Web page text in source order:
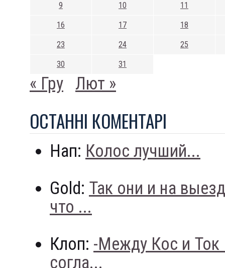
9 10 11
16 17 18
23 24 25
30 31
« Гру Лют »
ОСТАННI КОМЕНТАРI
Нап: Колос лучший...
Gold: Так они и на
что ...
Клоп: -Между Кос и
согла...